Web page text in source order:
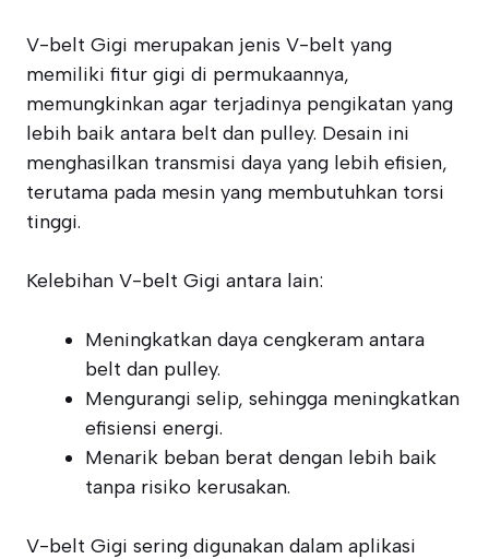
V-belt Gigi merupakan jenis V-belt yang
memiliki fitur gigi di permukaannya,
memungkinkan agar terjadinya pengikatan yang
lebih baik antara belt dan pulley. Desain ini
menghasilkan transmisi daya yang lebih efisien,
terutama pada mesin yang membutuhkan torsi
tinggi.
Kelebihan V-belt Gigi antara lain:
Meningkatkan daya cengkeram antara
belt dan pulley.
Mengurangi selip, sehingga meningkatkan
efisiensi energi.
Menarik beban berat dengan lebih baik
tanpa risiko kerusakan.
V-belt Gigi sering digunakan dalam aplikasi